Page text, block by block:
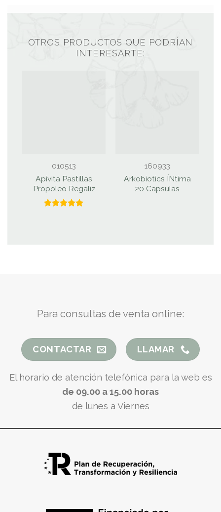
OTROS PRODUCTOS QUE PODRÍAN
INTERESARTE:
010513
Apivita Pastillas
Propoleo Regaliz
160933
Arkobiotics ÍNtima
20 Capsulas
Para consultas de venta online:
CONTACTAR LLAMAR
El horario de atención telefónica para la web es
de 09.00 a 15.00 horas
de lunes a Viernes